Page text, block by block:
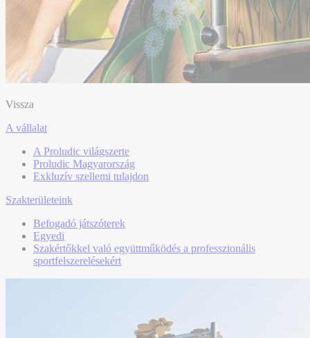
Vissza
A vállalat
A Proludic világszerte
Proludic Magyarország
Exkluzív szellemi tulajdon
Szakterületeink
Befogadó játszóterek
Egyedi
Szakértőkkel való együttműködés a professzionális
sportfelszerelésekért